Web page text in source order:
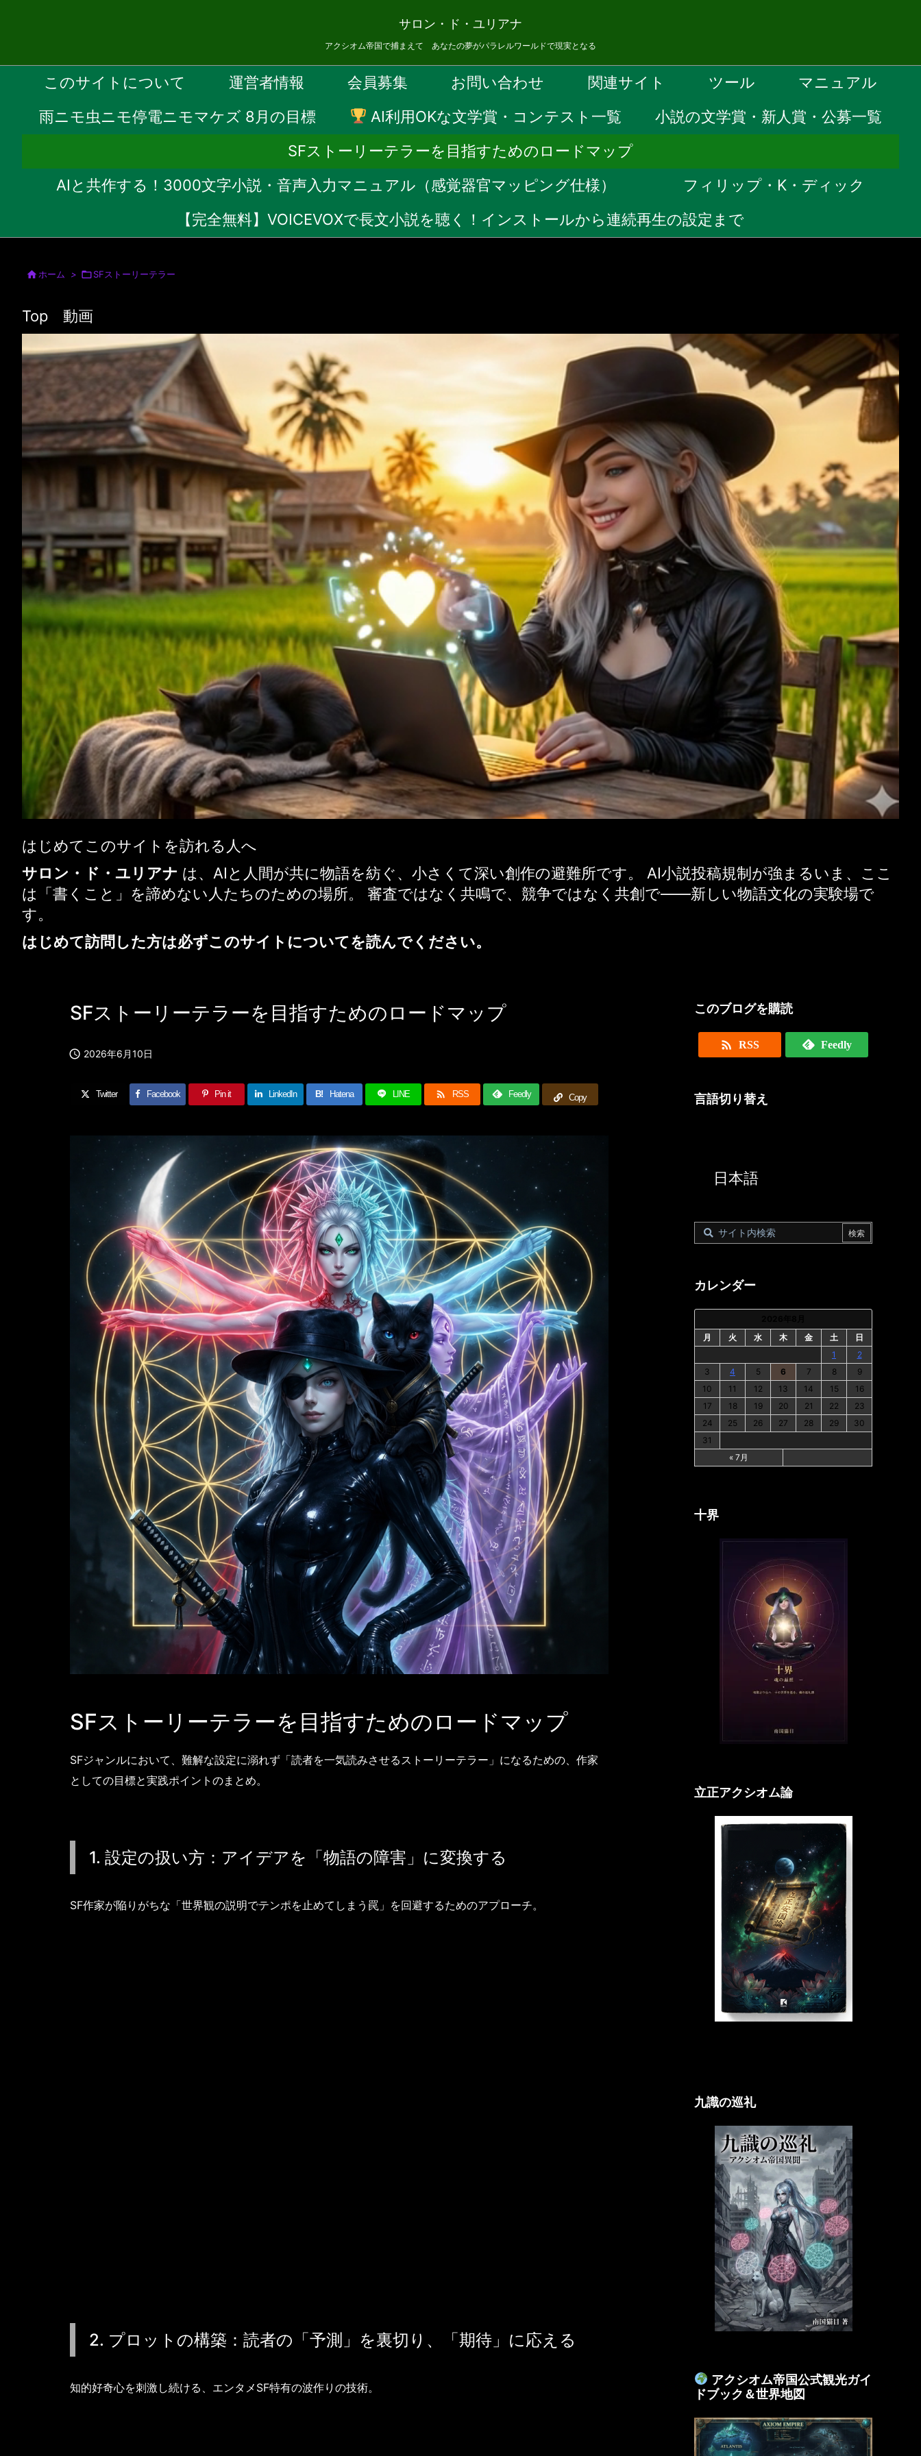
サロン・ド・ユリアナ
アクシオム帝国で捕まえて あなたの夢がパラレルワールドで現実となる
このサイトについて 運営者情報 会員募集 お問い合わせ 関連サイト ツール
マニュアル
雨ニモ虫ニモ停電ニモマケズ 8月の目標
AI利用OKな文学賞・コンテスト一覧
小説の文学賞・新人賞・公募一覧
SFストーリーテラーを目指すためのロードマップ
AIと共作する！3000文字小説・音声入力マニュアル（感覚器官マッピング仕様）
フィリップ・K・ディック
【完全無料】VOICEVOXで長文小説を聴く！インストールから連続再生の設定まで
 ホーム > SFストーリーテラー
Top 動画
はじめてこのサイトを訪れる人へ
サロン・ド・ユリアナ は、AIと人間が共に物語を紡ぐ、小さくて深い創作の避難所です。 AI小説投稿規制が強まるいま、ここ
は「書くこと」を諦めない人たちのための場所。 審査ではなく共鳴で、競争ではなく共創で——新しい物語文化の実験場で
す。
はじめて訪問した方は必ずこのサイトについてを読んでください。
SFストーリーテラーを目指すためのロードマップ
 2026年6月10日
Twitter Facebook Pin it LinkedIn B! Hatena LINE  RSS Feedly Copy
SFストーリーテラーを目指すためのロードマップ
SFジャンルにおいて、難解な設定に溺れず「読者を一気読みさせるストーリーテラー」になるための、作家
としての目標と実践ポイントのまとめ。
1. 設定の扱い方：アイデアを「物語の障害」に変換する
SF作家が陥りがちな「世界観の説明でテンポを止めてしまう罠」を回避するためのアプローチ。
2. プロットの構築：読者の「予測」を裏切り、「期待」に応える
知的好奇心を刺激し続ける、エンタメSF特有の波作りの技術。
このブログを購読
 RSS Feedly
言語切り替え
日本語
カレンダー
月
火 水 木 金 土
日
1
2
3
4 5 6 7 8
9
10
11 12 13 14 15
16
17
18 19 20 21 22
23
24
25 26 27 28 29
30
31
« 7月
十界
立正アクシオム論
九識の巡礼
アクシオム帝国公式観光ガイ
ドブック＆世界地図